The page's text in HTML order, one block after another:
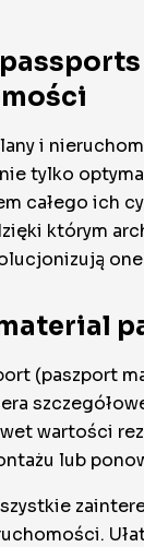
i
tylko
całego ich
którym
(paszport
wartości
lub